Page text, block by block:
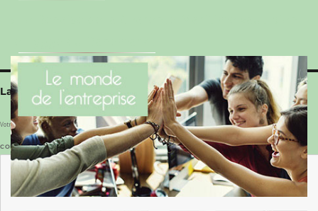
Laisser un commentaire
Votre adresse e-mail ne sera pas publiée.Les champs obligatoires sont indiqués avec
COMMENTAIRE*